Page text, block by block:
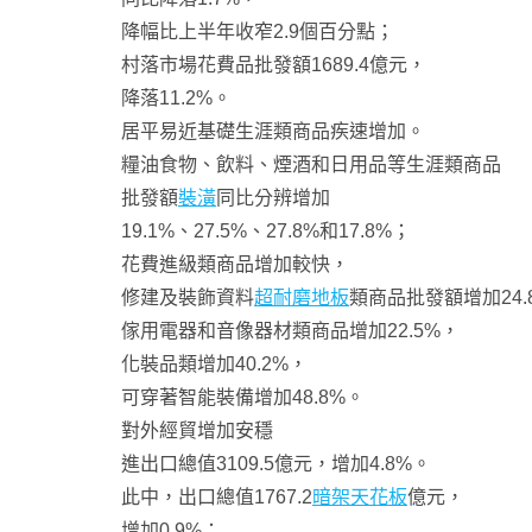
降幅比上半年收窄2.9個百分點；
村落市場花費品批發額1689.4億元，
降落11.2%。
居平易近基礎生涯類商品疾速增加。
糧油食物、飲料、煙酒和日用品等生涯類商品
批發額裝潢同比分辨增加
19.1%、27.5%、27.8%和17.8%；
花費進級類商品增加較快，
修建及裝飾資料超耐磨地板類商品批發額增加
傢用電器和音像器材類商品增加22.5%，
化裝品類增加40.2%，
可穿著智能裝備增加48.8%。
對外經貿增加安穩
進出口總值3109.5億元，增加4.8%。
此中，出口總值1767.2暗架天花板億元，